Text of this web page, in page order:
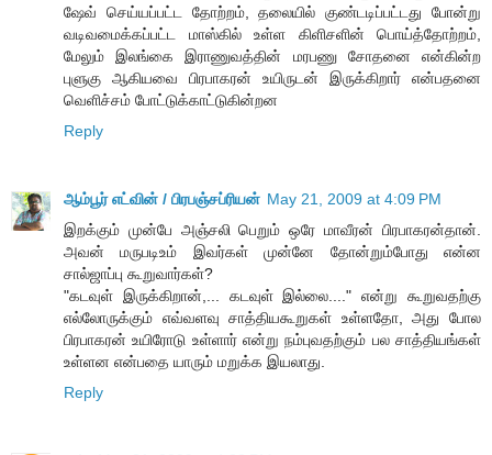
ஷேவ் செய்யப்பட்ட தோற்றம், தலையில் குண்டடிப்பட்டது போன்று
வடிவமைக்கப்பட்ட மாஸ்கில் உள்ள கிளிசளின் பொய்த்தோற்றம்,
மேலும் இலங்கை இராணுவத்தின் மரபணு சோதனை என்கின்ற
புளுகு ஆகியவை பிரபாகரன் உயிருடன் இருக்கிறார் என்பதனை
வெளிச்சம் போட்டுக்காட்டுகின்றன
Reply
ஆம்பூர் எட்வின் / பிரபஞ்சப்ரியன் May 21, 2009 at 4:09 PM
இறக்கும் முன்பே அஞ்சலி பெறும் ஒரே மாவீரன் பிரபாகரன்தான்.
அவன் மருபடிஉம் இவர்கள் முன்னே தோன்றும்போது என்ன
சால்ஜாப்பு கூறுவார்கள்?
"கடவுள் இருக்கிறான்,... கடவுள் இல்லை...." என்று கூறுவதற்கு
எல்லோருக்கும் எவ்வளவு சாத்தியகூறுகள் உள்ளதோ, அது போல
பிரபாகரன் உயிரோடு உள்ளார் என்று நம்புவதற்கும் பல சாத்தியங்கள்
உள்ளன என்பதை யாரும் மறுக்க இயலாது.
Reply